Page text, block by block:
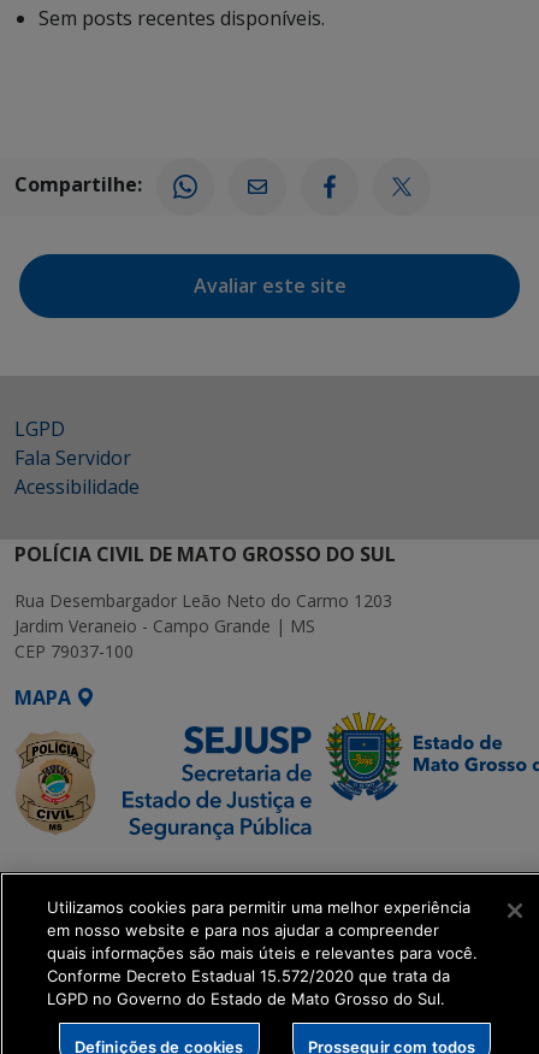
Sem posts recentes disponíveis.
Compartilhe:
Avaliar este site
LGPD
Fala Servidor
Acessibilidade
POLÍCIA CIVIL DE MATO GROSSO DO SUL
Rua Desembargador Leão Neto do Carmo 1203
Jardim Veraneio - Campo Grande | MS
CEP 79037-100
MAPA
SETDIG | Secretaria-
Executiva de
Transformação Digital
get_footer();
Utilizamos cookies para permitir uma melhor experiência
em nosso website e para nos ajudar a compreender
quais informações são mais úteis e relevantes para você.
Conforme Decreto Estadual 15.572/2020 que trata da
LGPD no Governo do Estado de Mato Grosso do Sul.
Definições de cookies Prosseguir com todos